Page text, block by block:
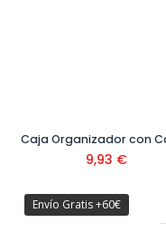
9,93 €
Envío Gratis +60€